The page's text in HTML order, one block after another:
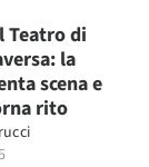
Teatro di
la
scena e
rito